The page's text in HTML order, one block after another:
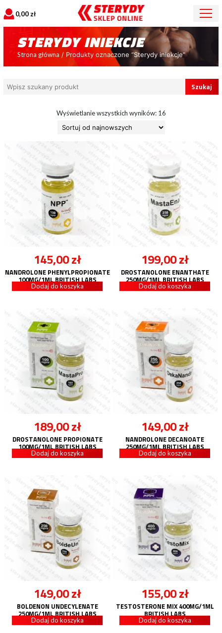
0,00 zł
STERYDY INIEKCJE
Strona główna / Produkty oznaczone “Sterydy iniekcje”
Search
Wyświetlanie wszystkich wyników: 16Posortowane
145,00zł
NANDROLONE PHENYLPROPIONATE
100MG/1ML BRITISH LABS
Dodaj do koszyka
199,00zł
DROSTANOLONE ENANTHATE
250MG/1ML BRITISH LABS
Dodaj do koszyka
189,00zł
DROSTANOLONE PROPIONATE
100MG/1ML BRITISH LABS
Dodaj do koszyka
149,00zł
NANDROLONE DECANOATE
250MG/1ML BRITISH LABS
Dodaj do koszyka
149,00zł
BOLDENON UNDECYLENATE
250MG/1ML BRITISH LABS
Dodaj do koszyka
155,00zł
TESTOSTERONE MIX 400MG/1ML
BRITISH LABS
Dodaj do koszyka